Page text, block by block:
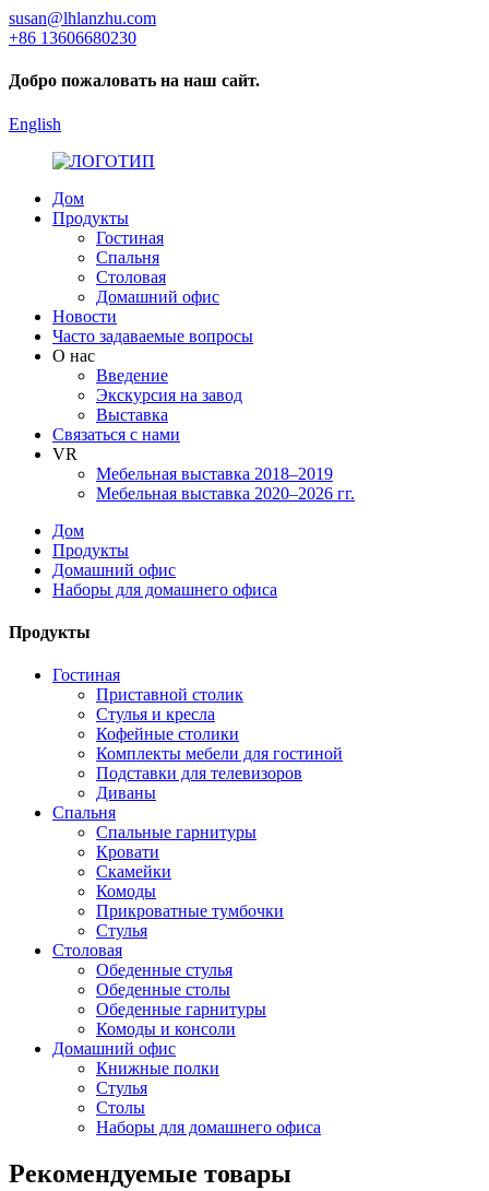
susan@lhlanzhu.com
+86 13606680230
Добро пожаловать на наш сайт.
English
Дом
Продукты
Гостиная
Спальня
Столовая
Домашний офис
Новости
Часто задаваемые вопросы
О нас
Введение
Экскурсия на завод
Выставка
Связаться с нами
VR
Мебельная выставка 2018–2019
Мебельная выставка 2020–2026 гг.
Дом
Продукты
Домашний офис
Наборы для домашнего офиса
Продукты
Гостиная
Приставной столик
Стулья и кресла
Кофейные столики
Комплекты мебели для гостиной
Подставки для телевизоров
Диваны
Спальня
Спальные гарнитуры
Кровати
Скамейки
Комоды
Прикроватные тумбочки
Стулья
Столовая
Обеденные стулья
Обеденные столы
Обеденные гарнитуры
Комоды и консоли
Домашний офис
Книжные полки
Стулья
Столы
Наборы для домашнего офиса
Рекомендуемые товары